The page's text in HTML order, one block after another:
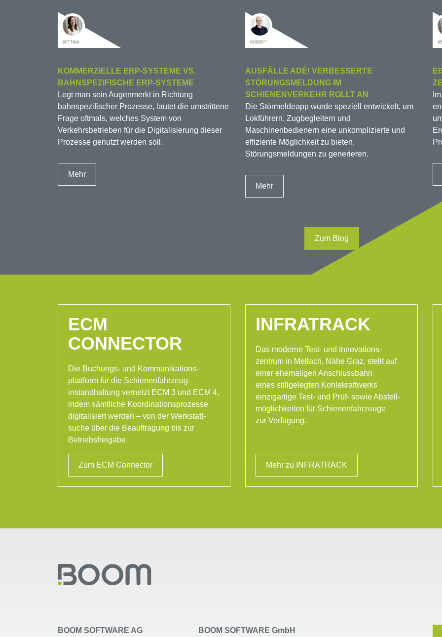
BETTINA
KOMMERZIELLE ERP-SYSTEME VS.
BAHNSPEZIFISCHE ERP-SYSTEME
Legt man sein Augenmerkt in Richtung
bahnspezifischer Prozesse, lautet die umstrittene
Frage oftmals, welches System von
Verkehrsbetrieben für die Digitalisierung dieser
Prozesse genutzt werden soll.
Mehr
ROBERT
AUSFÄLLE ADÉ! VERBESSERTE
STÖRUNGSMELDUNG IM
SCHIENENVERKEHR ROLLT AN
Die Störmeldeapp wurde speziell entwickelt, um
Lokführern, Zugbegleitern und
Maschinenbedienern eine unkomplizierte und
effiziente Möglichkeit zu bieten,
Störungsmeldungen zu generieren.
Mehr
Zum Blog
ECM
CONNECTOR
Die Buchungs- und Kommunikations-
plattform für die Schienenfahrzeug-
instandhaltung vernetzt ECM 3 und ECM 4,
indem sämtliche Koordinationsprozesse
digitalisiert werden – von der Werkstatt-
suche über die Beauftragung bis zur
Betriebsfreigabe.
Zum ECM Connector
INFRATRACK
Das moderne Test- und Innovations-
zentrum in Mellach, Nähe Graz, stellt auf
einer ehemaligen Anschlussbahn
eines stillgelegten Kohlekraftwerks
einzigartige Test- und Prüf- sowie Abstell-
möglichkeiten für Schienenfahrzeuge
zur Verfügung.
Mehr zu INFRATRACK
BOOM SOFTWARE AG BOOM SOFTWARE GmbH